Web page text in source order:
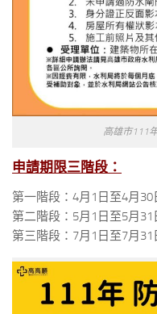
高雄市111
申請期限三階段：
第一階段：4月1日至4月30
第二階段：5月1日至5月31
第三階段：7月1日至7月31